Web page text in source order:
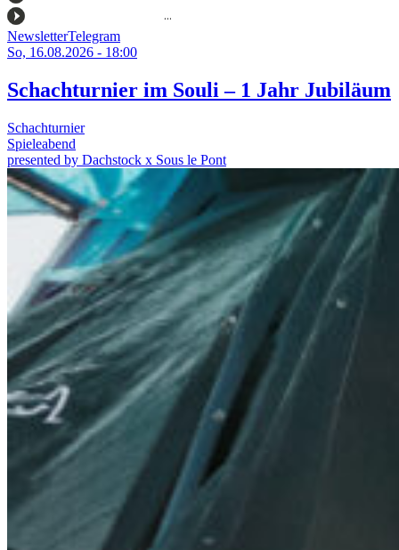
NewsletterTelegram
So, 16.08.2026 - 18:00
Schachturnier im Souli – 1 Jahr Jubiläum
Schachturnier
Spieleabend
presented by Dachstock x Sous le Pont